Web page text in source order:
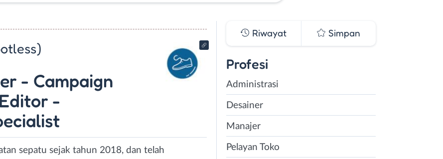
- Campaign
-
sepatu sejak tahun 2018, dan telah
Riwayat Simpan
Profesi
Administrasi
Desainer
Manajer
Pelayan Toko